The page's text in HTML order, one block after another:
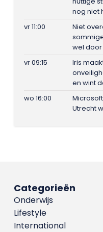
nog niet
vr 11:00
Niet
wel door
vr 09:15
Iris
en wint
wo 16:00
Utrecht
Categorieën
Onderwijs
Lifestyle
International